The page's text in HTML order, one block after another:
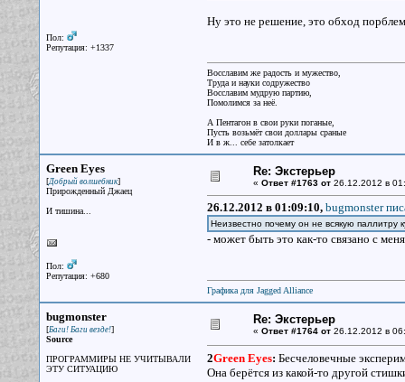
Пол:
Репутация: +1337
Ну это не решение, это обход
Восславим же радость и мужество,
Труда и науки содружество
Восславим мудрую партию,
Помолимся за неё.
А Пентагон в свои руки поганые,
Пусть возьмёт свои доллары сраные
И в ж... себе затолкает
Green Eyes
[Добрый волшебник]
Прирожденный Джаец
И тишина...
Пол:
Репутация: +680
Re: Экстерьер
« Ответ #1763 от26.12.2012 в
26.12.2012 в 01:09:10, bugmonster
Неизвестно почему он не всякую паллитру
- может быть это как-то связано с
Графика для Jagged Alliance
bugmonster
[Баги! Баги везде!]
Source
ПРОГРАММИРЫ НЕ УЧИТЫВАЛИ
ЭТУ СИТУАЦИЮ
Re: Экстерьер
« Ответ #1764 от26.12.2012 в
2Green Eyes: Бесчеловечные
Она берётся из какой-то другой